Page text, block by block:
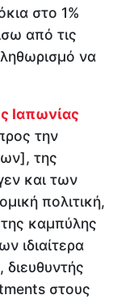
στο 1%
από τις
να
Ιαπωνίας
την
της
και των
πολιτική,
καμπύλης
ιδιαίτερα
στους